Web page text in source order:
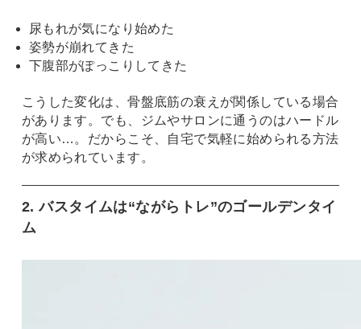
尿もれが気になり始めた
姿勢が崩れてきた
下腹部がぽっこりしてきた
こうした変化は、骨盤底筋の衰えが関係している場合
があります。でも、ジムやサロンに通うのはハードル
が高い…。だからこそ、自宅で気軽に始められる方法
が求められています。
2. バスタイムは“ながらトレ”のゴールデンタイ
ム